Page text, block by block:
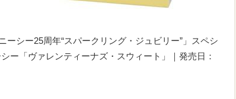
ーシー25周年“スパークリング・ジュビリー”」スペシ
ー「ヴァレンティーナズ・スウィート」｜発売日：